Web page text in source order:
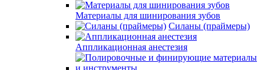
Материалы для шинирования зубов
Силаны (праймеры)
Аппликационная анестезия